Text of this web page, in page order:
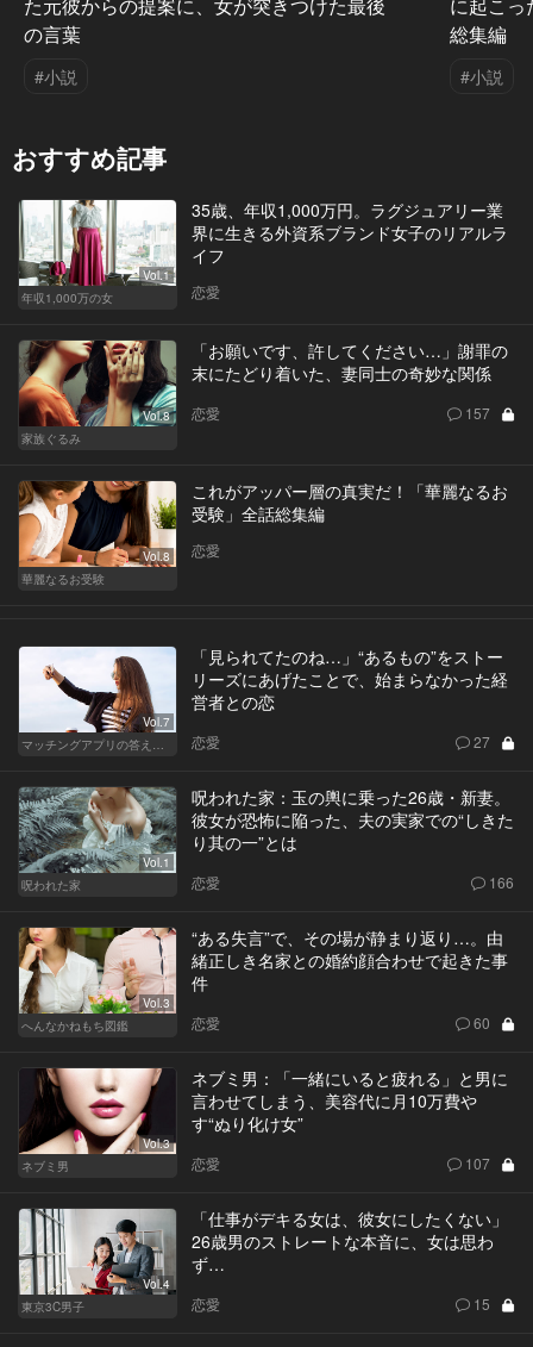
た元彼からの提案に、女が突きつけた最後
の言葉
#小説
に起こ
総集編
#小説
おすすめ記事
Vol.1
年収1,000万の女
35歳、年収1,000万円。ラグジュアリー業
界に生きる外資系ブランド女子のリアルラ
イフ
恋愛
Vol.8
家族ぐるみ
「お願いです、許してください…」謝罪の
末にたどり着いた、妻同士の奇妙な関係
恋愛 157
Vol.8
華麗なるお受験
これがアッパー層の真実だ！「華麗なるお
受験」全話総集編
恋愛
Vol.7
マッチングアプリの答えあわせ【A】～SEASON2～
「見られてたのね…」“あるもの”をストー
リーズにあげたことで、始まらなかった経
営者との恋
恋愛 27
Vol.1
呪われた家
呪われた家：玉の輿に乗った26歳・新妻。
彼女が恐怖に陥った、夫の実家での“しきた
り其の一”とは
恋愛 166
Vol.3
へんなかねもち図鑑
“ある失言”で、その場が静まり返り…。由
緒正しき名家との婚約顔合わせで起きた事
件
恋愛 60
Vol.3
ネブミ男
ネブミ男：「一緒にいると疲れる」と男に
言わせてしまう、美容代に月10万費や
す“ぬり化け女”
恋愛 107
Vol.4
東京3C男子
「仕事がデキる女は、彼女にしたくない」
26歳男のストレートな本音に、女は思わ
ず…
恋愛 15